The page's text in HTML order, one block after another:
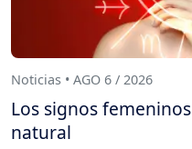
Noticias • AGO 6 / 2026
Los signos
natural